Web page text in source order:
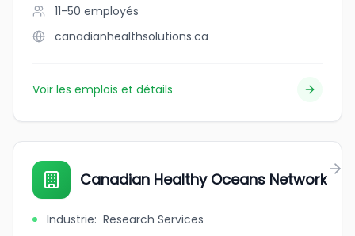
11-50 employés
canadianhealthsolutions.ca
Voir les emplois et détails
Canadian Healthy Oceans Network
Industrie: Research Services